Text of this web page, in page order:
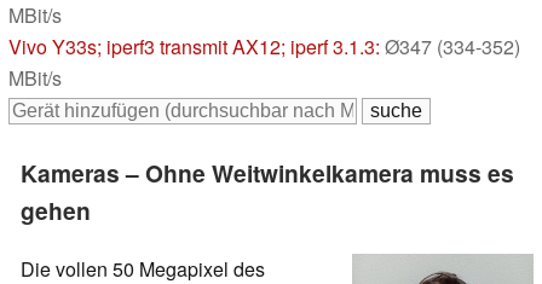
MBit/s
Vivo Y33s; iperf3 transmit AX12; iperf 3.1.3: Ø347 (334-352)
MBit/s
Kameras – Ohne Weitwinkelkamera muss es
gehen
Die vollen 50 Megapixel des